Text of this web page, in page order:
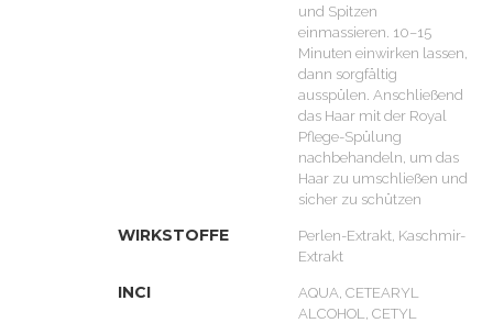
und Spitzen
einmassieren. 10–15
Minuten einwirken lassen,
dann sorgfältig
ausspülen. Anschließend
das Haar mit der Royal
Pflege-Spülung
nachbehandeln, um das
Haar zu umschließen und
sicher zu schützen
WIRKSTOFFE
Perlen-Extrakt, Kaschmir-
Extrakt
INCI
AQUA, CETEARYL
ALCOHOL, CETYL